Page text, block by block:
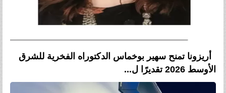
أريزونا تمنح سهير بوخماس الدكتوراه الفخرية للشرق
الأوسط 2026 تقديرًا ل...